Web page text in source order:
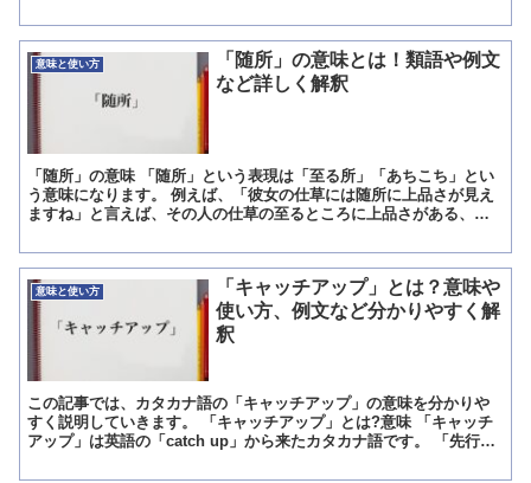
意味と使い方
「随所」の意味とは！類語や例文
など詳しく解釈
「随所」の意味 「随所」という表現は「至る所」「あちこち」とい
う意味になります。 例えば、「彼女の仕草には随所に上品さが見え
ますね」と言えば、その人の仕草の至るところに上品さがある、と
意味と使い方
「キャッチアップ」とは？意味や
使い方、例文など分かりやすく解
釈
この記事では、カタカナ語の「キャッチアップ」の意味を分かりや
すく説明していきます。 「キャッチアップ」とは?意味 「キャッチ
アップ」は英語の「catch up」から来たカタカナ語です。 「先行す